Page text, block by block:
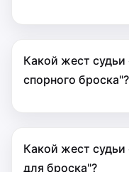
Какой жест судьи
спорного броска"?
Какой жест судьи
для броска"?